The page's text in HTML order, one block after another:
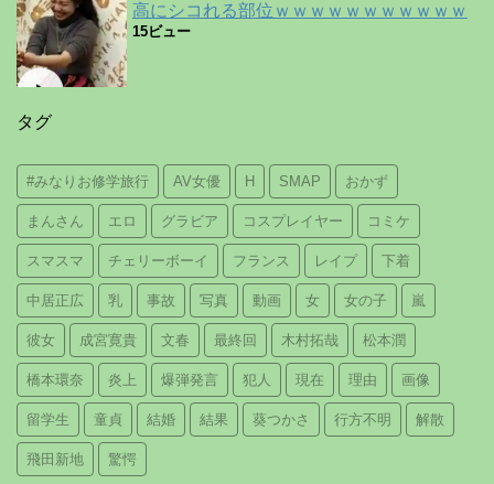
高にシコれる部位ｗｗｗｗｗｗｗｗｗｗｗ
15ビュー
タグ
#みなりお修学旅行 AV女優 H SMAP おかず
まんさん エロ グラビア コスプレイヤー コミケ
スマスマ チェリーボーイ フランス レイプ 下着
中居正広 乳 事故 写真 動画 女 女の子 嵐
彼女 成宮寛貴 文春 最終回 木村拓哉 松本潤
橋本環奈 炎上 爆弾発言 犯人 現在 理由 画像
留学生 童貞 結婚 結果 葵つかさ 行方不明 解散
飛田新地 驚愕